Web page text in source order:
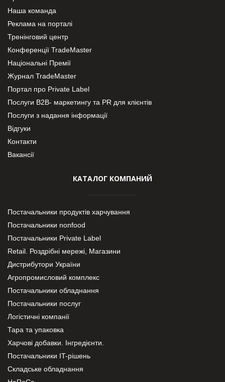
Наша команда
Реклама на порталі
Тренінговий центр
Конференції TradeMaster
Національні Премії
Журнал TradeMaster
Портал про Private Label
Послуги В2В- маркетингу та PR для клієнтів
Послуги з надання інформації
Відгуки
Контакти
Вакансії
КАТАЛОГ КОМПАНИЙ
Постачальники продуктів харчування
Постачальники nonfood
Постачальники Private Label
Retail. Роздрібні мережі, Магазини
Дистрибутори України
Агропромисловий комплекс
Постачальники обладнання
Постачальники послуг
Логістичні компанії
Тара та упаковка
Харчові добавки. Інгредієнти.
Постачальники IT-рішень
Складське обладнання